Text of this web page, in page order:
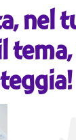
nel